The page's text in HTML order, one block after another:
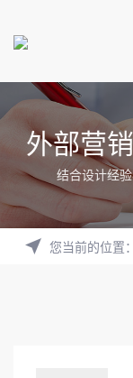
外部营
结合设计经
您当前的位置：